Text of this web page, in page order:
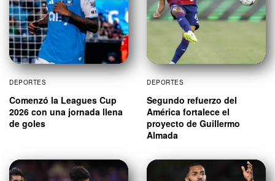
DEPORTES
Comenzó la Leagues Cup
2026 con una jornada llena
de goles
DEPORTES
Segundo refuerzo del
América fortalece el
proyecto de Guillermo
Almada